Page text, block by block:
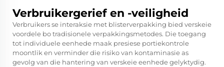
Verbruikergerief en -veiligheid
Verbruikers se interaksie met blisterverpakking bied verskeie
voordele bo tradisionele verpakkingsmetodes. Die toegang
tot individuele eenhede maak presiese portiekontrole
moontlik en verminder die risiko van kontaminasie as
gevolg van die hantering van verskeie eenhede gelyktydig.